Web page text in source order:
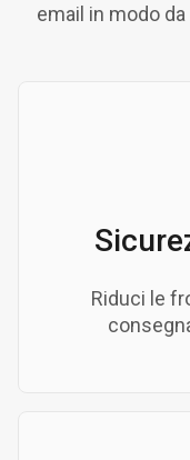
email in modo
Riduci le